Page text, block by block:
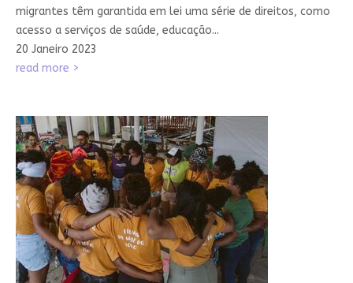
migrantes têm garantida em lei uma série de direitos, como
acesso a serviços de saúde, educação...
20 Janeiro 2023
read more >